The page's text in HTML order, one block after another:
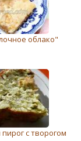
облако"
с творогом